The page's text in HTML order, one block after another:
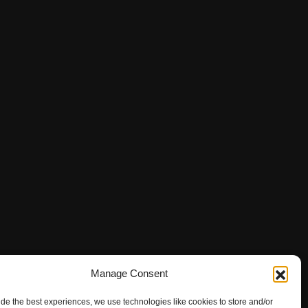
Manage Consent
the best experiences, we use technologies like cookies to store and/or